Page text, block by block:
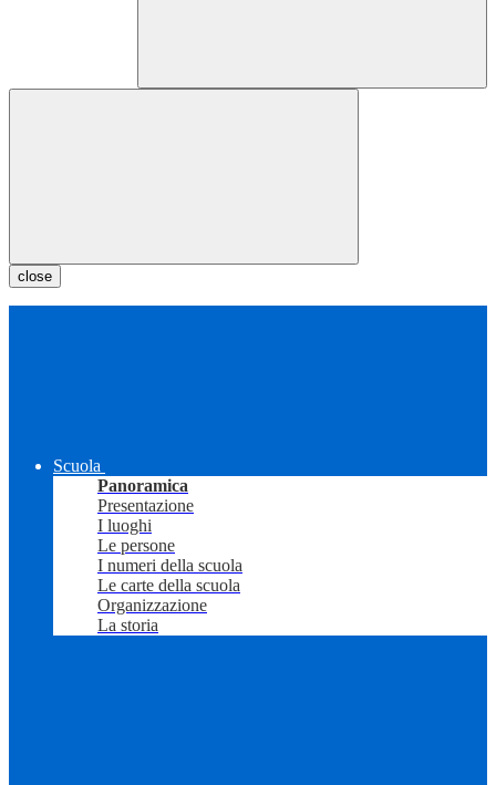
close
Scuola
Panoramica
Presentazione
I luoghi
Le persone
I numeri della scuola
Le carte della scuola
Organizzazione
La storia